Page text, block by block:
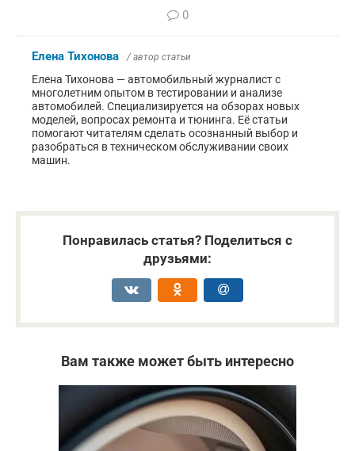
0
Елена Тихонова / автор статьи
Елена Тихонова — автомобильный журналист с
многолетним опытом в тестировании и анализе
автомобилей. Специализируется на обзорах новых
моделей, вопросах ремонта и тюнинга. Её статьи
помогают читателям сделать осознанный выбор и
разобраться в техническом обслуживании своих
машин.
Понравилась статья? Поделиться с
друзьями:
Вам также может быть интересно